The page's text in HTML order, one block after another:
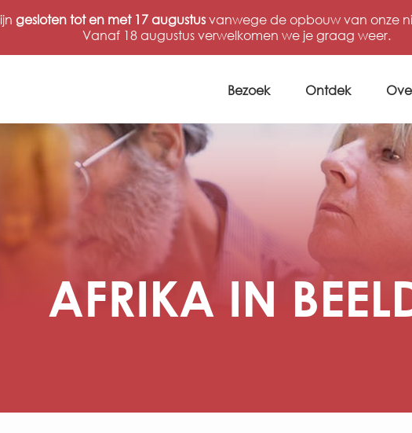
gesloten tot en met 17 augustusvanwege de opbouw van onze
Vanaf 18 augustus verwelkomen we je graag weer.
Bezoek Ontdek
AFRIKA IN